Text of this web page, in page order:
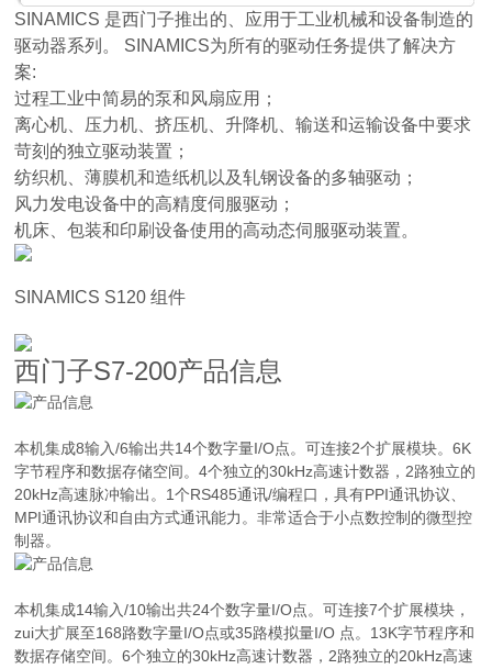
SINAMICS 是西门子推出的、应用于工业机械和设备制造的
驱动器系列。 SINAMICS为所有的驱动任务提供了解决方
案:
过程工业中简易的泵和风扇应用；
离心机、压力机、挤压机、升降机、输送和运输设备中要求
苛刻的独立驱动装置；
纺织机、薄膜机和造纸机以及轧钢设备的多轴驱动；
风力发电设备中的高精度伺服驱动；
机床、包装和印刷设备使用的高动态伺服驱动装置。
SINAMICS S120 组件
西门子S7-200产品信息
本机集成8输入/6输出共14个数字量I/O点。可连接2个扩展模块。6K
字节程序和数据存储空间。4个独立的30kHz高速计数器，2路独立的
20kHz高速脉冲输出。1个RS485通讯/编程口，具有PPI通讯协议、
MPI通讯协议和自由方式通讯能力。非常适合于小点数控制的微型控
制器。
本机集成14输入/10输出共24个数字量I/O点。可连接7个扩展模块，
zui大扩展至168路数字量I/O点或35路模拟量I/O 点。13K字节程序和
数据存储空间。6个独立的30kHz高速计数器，2路独立的20kHz高速